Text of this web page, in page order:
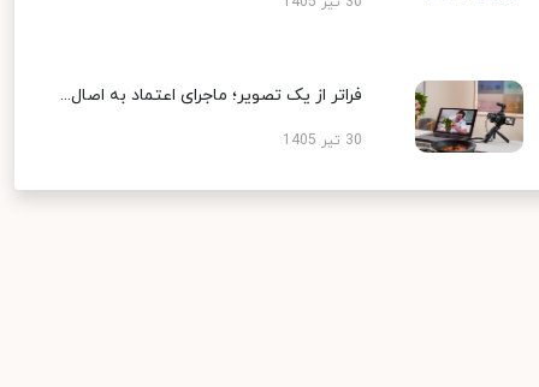
فراتر از یک تصویر؛ ماجرای اعتماد به اصال...
30 تیر 1405